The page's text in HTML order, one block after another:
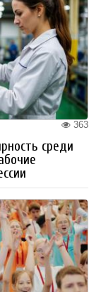
363
среди